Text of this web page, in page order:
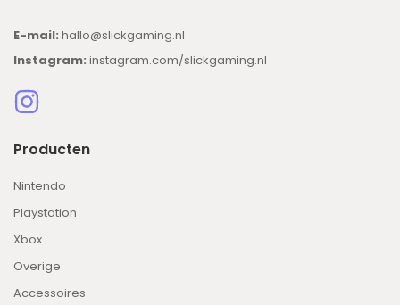
E-mail: hallo@slickgaming.nl
Instagram: instagram.com/slickgaming.nl
Producten
Nintendo
Playstation
Xbox
Overige
Accessoires